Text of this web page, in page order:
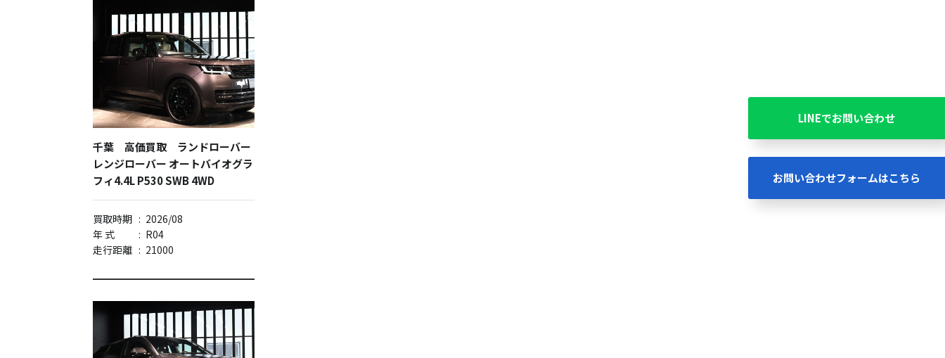
LINEでお問い合わせ
お問い合わせフォームはこちら
千葉 高価買取 ランドローバー
レンジローバー オートバイオグラ
フィ4.4L P530 SWB 4WD
買取時期 : 2026/08
年 式
: R04
走行距離 : 21000